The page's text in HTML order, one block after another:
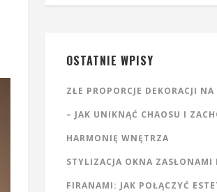
OSTATNIE WPISY
ZŁE PROPORCJE DEKORACJI NA
– JAK UNIKNĄĆ CHAOSU I
HARMONIĘ WNĘTRZA
STYLIZACJA OKNA ZASŁONAMI I
FIRANAMI: JAK POŁĄCZYĆ